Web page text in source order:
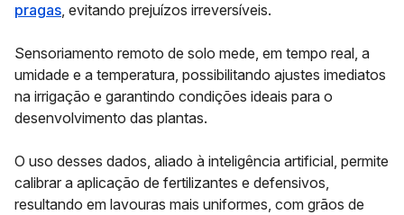
pragas, evitando prejuízos irreversíveis.
Sensoriamento remoto de solo mede, em tempo real, a
umidade e a temperatura, possibilitando ajustes imediatos
na irrigação e garantindo condições ideais para o
desenvolvimento das plantas.
O uso desses dados, aliado à inteligência artificial, permite
calibrar a aplicação de fertilizantes e defensivos,
resultando em lavouras mais uniformes, com grãos de